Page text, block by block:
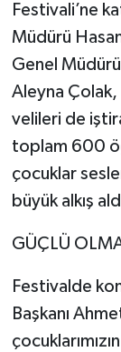
Festivali’ne
Müdürü
Genel
Aleyna
velileri de
toplam 600
çocuklar
büyük alkış
GÜÇLÜ
Festivalde
Başkanı